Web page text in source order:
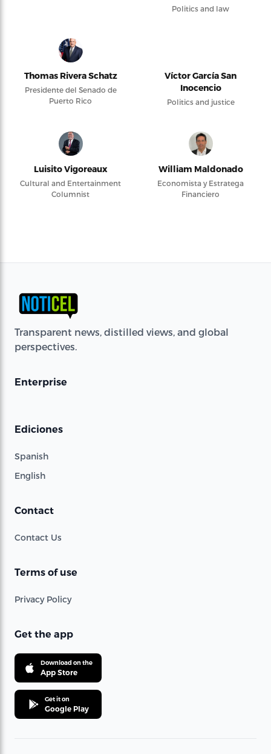
Politics and law
Thomas Rivera Schatz
Presidente del Senado de
Puerto Rico
Víctor García San
Inocencio
Politics and justice
Luisito Vigoreaux
Cultural and Entertainment
Columnist
William Maldonado
Economista y Estratega
Financiero
Transparent news, distilled views, and global
perspectives.
Enterprise
Ediciones
Spanish
English
Contact
Contact Us
Terms of use
Privacy Policy
Get the app
Download on the
App Store
Get it on
Google Play